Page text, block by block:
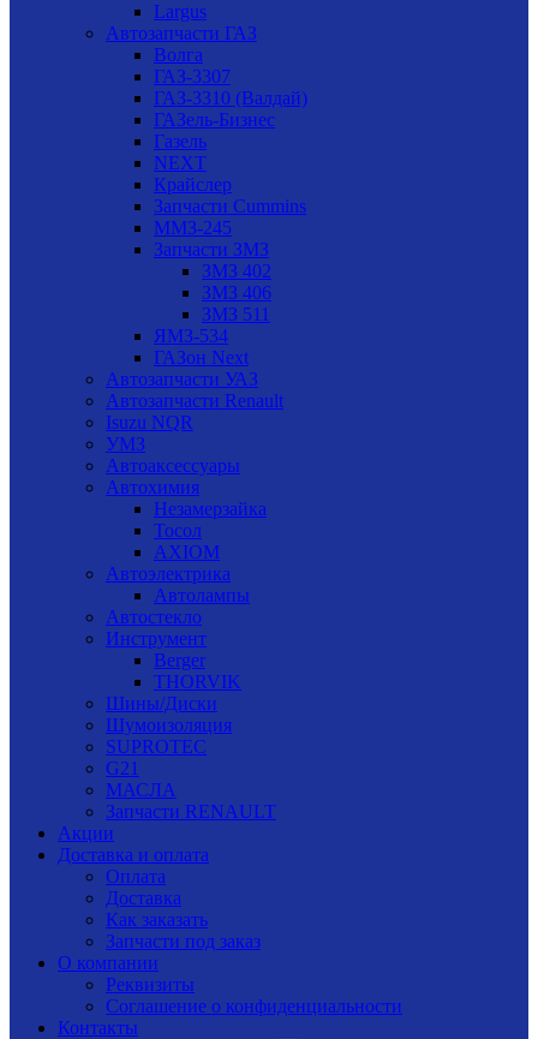
Largus
Автозапчасти ГАЗ
Волга
ГАЗ-3307
ГАЗ-3310 (Валдай)
ГАЗель-Бизнес
Газель
NEXT
Крайслер
Запчасти Cummins
ММЗ-245
Запчасти ЗМЗ
ЗМЗ 402
ЗМЗ 406
ЗМЗ 511
ЯМЗ-534
ГАЗон Next
Автозапчасти УАЗ
Автозапчасти Renault
Isuzu NQR
УМЗ
Автоаксессуары
Автохимия
Незамерзайка
Тосол
AXIOM
Автоэлектрика
Автолампы
Автостекло
Инструмент
Berger
THORVIK
Шины/Диски
Шумоизоляция
SUPROTEC
G21
МАСЛА
Запчасти RENAULT
Акции
Доставка и оплата
Оплата
Доставка
Как заказать
Запчасти под заказ
О компании
Реквизиты
Соглашение о конфиденциальности
Контакты